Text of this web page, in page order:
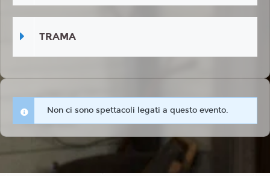
TRAMA
Non ci sono spettacoli legati a questo evento.